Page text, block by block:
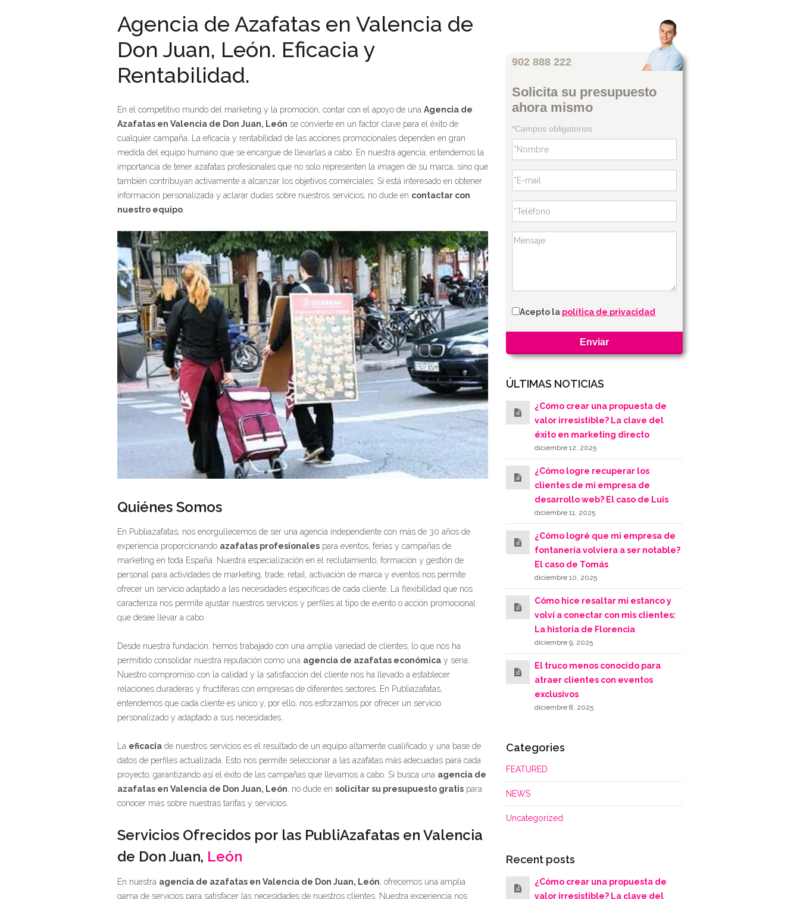
Agencia de Azafatas en Valencia de
Don Juan, León. Eficacia y
Rentabilidad.
En el competitivo mundo del marketing y la promoción, contar con el apoyo de una Agencia de
Azafatas en Valencia de Don Juan, León se convierte en un factor clave para el éxito de
cualquier campaña. La eficacia y rentabilidad de las acciones promocionales dependen en gran
medida del equipo humano que se encargue de llevarlas a cabo. En nuestra agencia, entendemos la
importancia de tener azafatas profesionales que no solo representen la imagen de su marca, sino que
también contribuyan activamente a alcanzar los objetivos comerciales. Si está interesado en obtener
información personalizada y aclarar dudas sobre nuestros servicios, no dude en contactar con
nuestro equipo
Quiénes Somos
En Publiazafatas, nos enorgullecemos de ser una agencia independiente con más de 30 años de
experiencia proporcionando azafatas profesionales para eventos, ferias y campañas de
marketing en toda España. Nuestra especialización en el reclutamiento, formación y gestión de
personal para actividades de marketing, trade, retail, activación de marca y eventos nos permite
ofrecer un servicio adaptado a las necesidades específicas de cada cliente. La flexibilidad que nos
caracteriza nos permite ajustar nuestros servicios y perfiles al tipo de evento o acción promocional
que desee llevar a cabo.
Desde nuestra fundación, hemos trabajado con una amplia variedad de clientes, lo que nos ha
permitido consolidar nuestra reputación como una agencia de azafatas económica y seria.
Nuestro compromiso con la calidad y la satisfacción del cliente nos ha llevado a establecer
relaciones duraderas y fructíferas con empresas de diferentes sectores. En Publiazafatas,
entendemos que cada cliente es único y, por ello, nos esforzamos por ofrecer un servicio
personalizado y adaptado a sus necesidades.
La eficacia de nuestros servicios es el resultado de un equipo altamente cualificado y una base de
datos de perfiles actualizada. Esto nos permite seleccionar a las azafatas más adecuadas para cada
proyecto, garantizando así el éxito de las campañas que llevamos a cabo. Si busca una agencia de
azafatas en Valencia de Don Juan, León, no dude en solicitar su presupuesto gratis para
conocer más sobre nuestras tarifas y servicios.
Servicios Ofrecidos por las PubliAzafatas en Valencia
de Don Juan, León
En nuestra agencia de azafatas en Valencia de Don Juan, León , ofrecemos una amplia
gama de servicios para satisfacer las necesidades de nuestros clientes. Nuestra experiencia nos
902 888 222
Solicita su presupuesto
ahora mismo
*Campos obligatorios
Acepto la política de privacidad
ÚLTIMAS NOTICIAS
¿Cómo crear una propuesta de
valor irresistible? La clave del
éxito en marketing directo
diciembre 12, 2025
¿Cómo logre recuperar los
clientes de mi empresa de
desarrollo web? El caso de Luis
diciembre 11, 2025
¿Cómo logré que mi empresa de
fontanería volviera a ser notable?
El caso de Tomás
diciembre 10, 2025
Cómo hice resaltar mi estanco y
volví a conectar con mis clientes:
La historia de Florencia
diciembre 9, 2025
El truco menos conocido para
atraer clientes con eventos
exclusivos
diciembre 8, 2025
Categories
FEATURED
NEWS
Uncategorized
Recent posts
¿Cómo crear una propuesta de
valor irresistible? La clave del